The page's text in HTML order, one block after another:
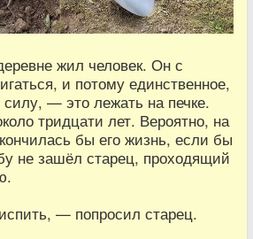
жил человек. Он с
и потому единственное,
— это лежать на печке.
тридцати лет. Вероятно, на
бы его жизнь, если бы
не зашёл старец, проходящий
— попросил старец.